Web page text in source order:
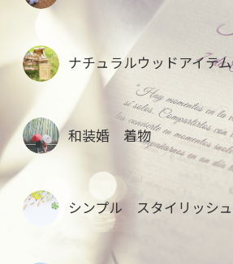
ナチュラルウッドアイテム
和装婚 着物
シンプル スタイリッシュ